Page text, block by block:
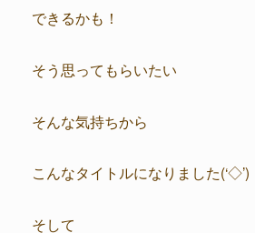
できるかも！
そう思ってもらいたい
そんな気持ちから
こんなタイトルになりました(‘◇’)ゞ
そして